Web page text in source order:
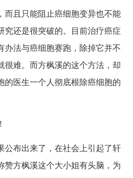
而且只能阻止癌细胞变异也不能
究还是很突破的。目前治疗癌症
办法与癌细胞赛跑，除掉它并不
很难。而方枫溪的这个方法，却
的医生一个人彻底根除癌细胞的
公布出来了，在社会上引起了轩
赞方枫溪这个大小姐有头脑，为